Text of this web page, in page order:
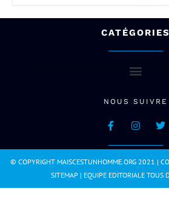
CATÉGORIES
NOUS SUIVRE
© COPYRIGHT MAISCESTUNHOMME.ORG 2021 |
SITEMAP | EQUIPE EDITORIALE TOUS